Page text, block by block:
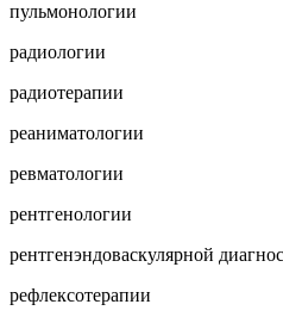
пульмонологии
радиологии
радиотерапии
реаниматологии
ревматологии
рентгенологии
рентгенэндоваскулярной
рефлексотерапии